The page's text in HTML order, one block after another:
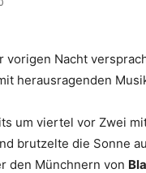
vorigen Nacht
herausragenden
um viertel vor Zwei
brutzelte die Sonne
den Münchnern von